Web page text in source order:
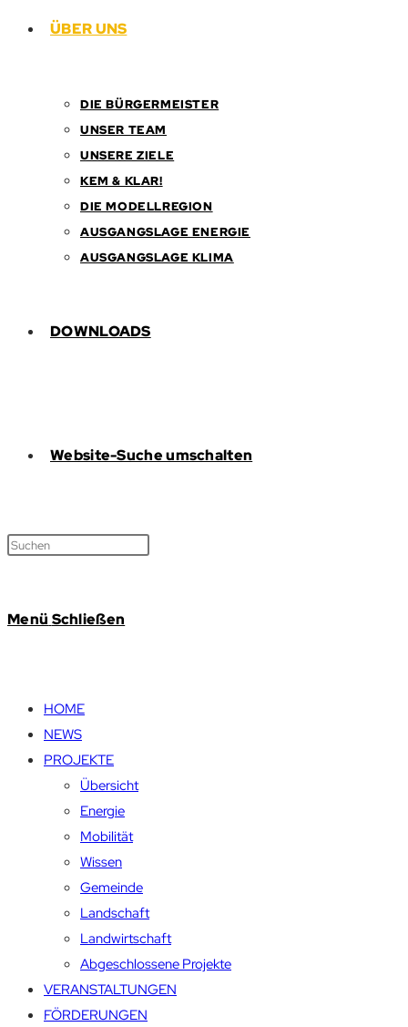
ÜBER UNS
DIE BÜRGERMEISTER
UNSER TEAM
UNSERE ZIELE
KEM & KLAR!
DIE MODELLREGION
AUSGANGSLAGE ENERGIE
AUSGANGSLAGE KLIMA
DOWNLOADS
Website-Suche umschalten
Menü Schließen
HOME
NEWS
PROJEKTE
Übersicht
Energie
Mobilität
Wissen
Gemeinde
Landschaft
Landwirtschaft
Abgeschlossene Projekte
VERANSTALTUNGEN
FÖRDERUNGEN